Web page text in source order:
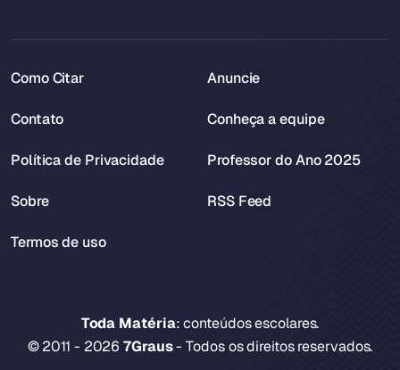
Toda Matéria: conteúdos escolares.
© 2011 - 20267Graus- Todos os direitos reservados.
Como Citar
Contato
Política de Privacidade
Sobre
Termos de uso
Anuncie
Conheça a equipe
Professor do Ano 2025
RSS Feed